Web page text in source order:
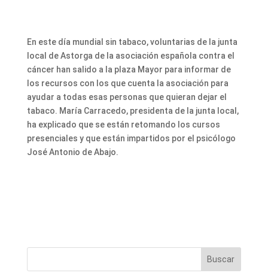
En este día mundial sin tabaco, voluntarias de la junta
local de Astorga de la asociación española contra el
cáncer han salido a la plaza Mayor para informar de
los recursos con los que cuenta la asociación para
ayudar a todas esas personas que quieran dejar el
tabaco. María Carracedo, presidenta de la junta local,
ha explicado que se están retomando los cursos
presenciales y que están impartidos por el psicólogo
José Antonio de Abajo.